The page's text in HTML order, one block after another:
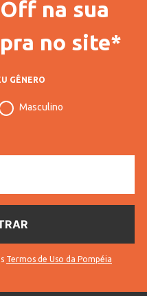
Masculino
Convencional
Tricot
na sua
no site*
GÊNERO
Masculino
Termos de Uso da Pompéia